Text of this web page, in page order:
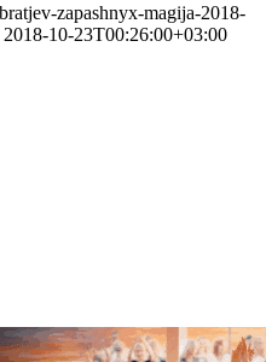
zapashnyx-magija-2018-
2018-10-23T00:26:00+03:00